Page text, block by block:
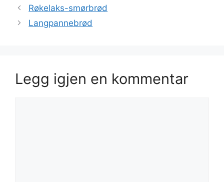
Røkelaks-smørbrød
Langpannebrød
Legg igjen en kommentar